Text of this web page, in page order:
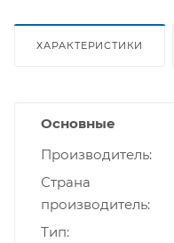
ХАРАКТЕРИСТИКИ
Основные
Производитель
Страна
производитель
Тип